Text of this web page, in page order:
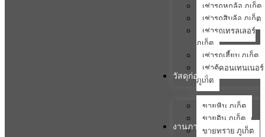
เช่ารถหกล้อ ภูเก็ต
เช่ารถสิบล้อ ภูเก็ต
เช่ารถเทรลเลอร์
ภูเก็ต
เช่ารถเฮี้ยบ ภูเก็ต
เช่าตู้คอนเทนเนอร์
ภูเก็ต
วัสดุก่อสร้าง
ขายหิน ภูเก็ต
ขายดิน ภูเก็ต
ขายทราย ภูเก็ต
งานภาคสนาม